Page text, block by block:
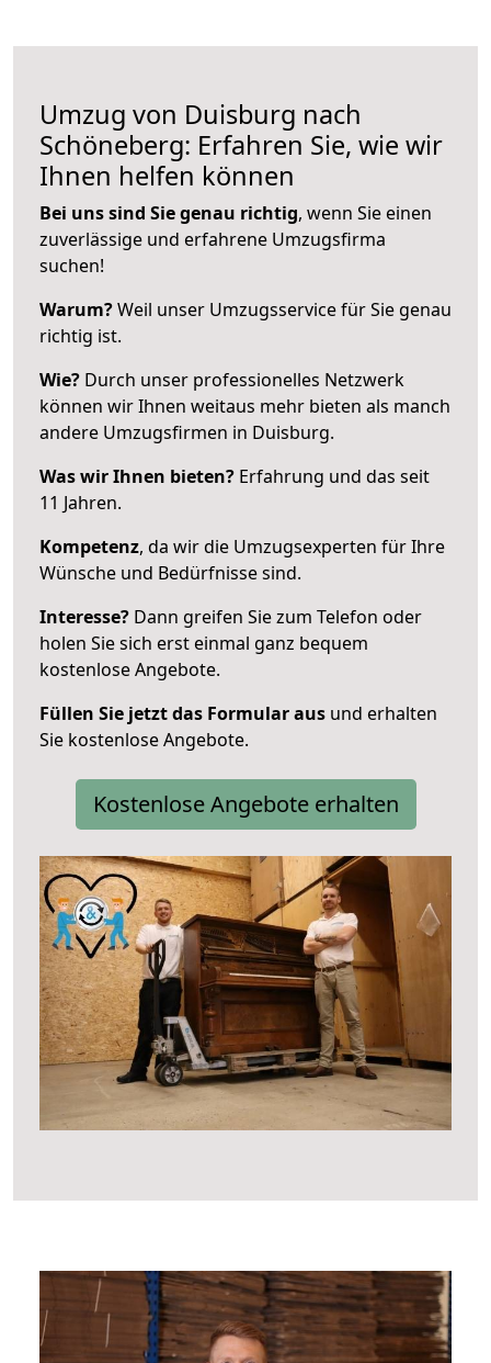
Umzug von Duisburg nach
Schöneberg: Erfahren Sie, wie wir
Ihnen helfen können
Bei uns sind Sie genau richtig, wenn Sie einen
zuverlässige und erfahrene Umzugsfirma
suchen!
Warum?Weil unser Umzugsservice für Sie genau
richtig ist.
Wie? Durch unser professionelles Netzwerk
können wir Ihnen weitaus mehr bieten als manch
andere Umzugsfirmen in Duisburg.
Was wir Ihnen bieten? Erfahrung und das seit
11 Jahren.
Kompetenz, da wir die Umzugsexperten für Ihre
Wünsche und Bedürfnisse sind.
Interesse? Dann greifen Sie zum Telefon oder
holen Sie sich erst einmal ganz bequem
kostenlose Angebote.
Füllen Sie jetzt das Formular aus und erhalten
Sie kostenlose Angebote.
Kostenlose Angebote erhalten